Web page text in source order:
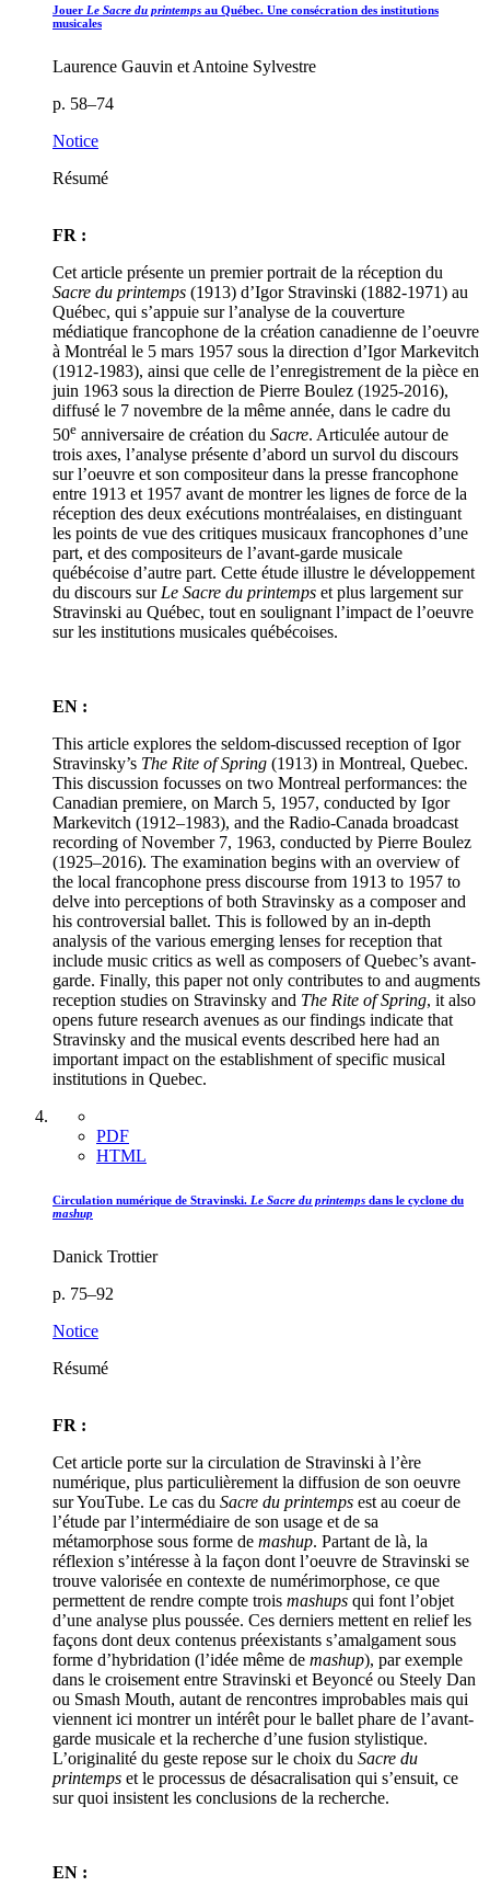
Jouer Le Sacre du printemps au Québec. Une consécration des institutions
musicales
Laurence Gauvin et Antoine Sylvestre
p. 58–74
Notice
Résumé
FR :
Cet article présente un premier portrait de la réception du
Sacre du printemps (1913) d’Igor Stravinski (1882-1971) au
Québec, qui s’appuie sur l’analyse de la couverture
médiatique francophone de la création canadienne de l’oeuvre
à Montréal le 5 mars 1957 sous la direction d’Igor Markevitch
(1912-1983), ainsi que celle de l’enregistrement de la pièce en
juin 1963 sous la direction de Pierre Boulez (1925-2016),
diffusé le 7 novembre de la même année, dans le cadre du
50e anniversaire de création du Sacre. Articulée autour de
trois axes, l’analyse présente d’abord un survol du discours
sur l’oeuvre et son compositeur dans la presse francophone
entre 1913 et 1957 avant de montrer les lignes de force de la
réception des deux exécutions montréalaises, en distinguant
les points de vue des critiques musicaux francophones d’une
part, et des compositeurs de l’avant-garde musicale
québécoise d’autre part. Cette étude illustre le développement
du discours sur Le Sacre du printemps et plus largement sur
Stravinski au Québec, tout en soulignant l’impact de l’oeuvre
sur les institutions musicales québécoises.
EN :
This article explores the seldom-discussed reception of Igor
Stravinsky’s The Rite of Spring (1913) in Montreal, Quebec.
This discussion focusses on two Montreal performances: the
Canadian premiere, on March 5, 1957, conducted by Igor
Markevitch (1912–1983), and the Radio-Canada broadcast
recording of November 7, 1963, conducted by Pierre Boulez
(1925–2016). The examination begins with an overview of
the local francophone press discourse from 1913 to 1957 to
delve into perceptions of both Stravinsky as a composer and
his controversial ballet. This is followed by an in-depth
analysis of the various emerging lenses for reception that
include music critics as well as composers of Quebec’s avant-
garde. Finally, this paper not only contributes to and augments
reception studies on Stravinsky and The Rite of Spring, it also
opens future research avenues as our findings indicate that
Stravinsky and the musical events described here had an
important impact on the establishment of specific musical
institutions in Quebec.
PDF
HTML
Circulation numérique de Stravinski. Le Sacre du printemps dans le cyclone du
mashup
Danick Trottier
p. 75–92
Notice
Résumé
FR :
Cet article porte sur la circulation de Stravinski à l’ère
numérique, plus particulièrement la diffusion de son oeuvre
sur YouTube. Le cas du Sacre du printemps est au coeur de
l’étude par l’intermédiaire de son usage et de sa
métamorphose sous forme de mashup. Partant de là, la
réflexion s’intéresse à la façon dont l’oeuvre de Stravinski se
trouve valorisée en contexte de numérimorphose, ce que
permettent de rendre compte trois mashups qui font l’objet
d’une analyse plus poussée. Ces derniers mettent en relief les
façons dont deux contenus préexistants s’amalgament sous
forme d’hybridation (l’idée même de mashup), par exemple
dans le croisement entre Stravinski et Beyoncé ou Steely Dan
ou Smash Mouth, autant de rencontres improbables mais qui
viennent ici montrer un intérêt pour le ballet phare de l’avant-
garde musicale et la recherche d’une fusion stylistique.
L’originalité du geste repose sur le choix du Sacre du
printemps et le processus de désacralisation qui s’ensuit, ce
sur quoi insistent les conclusions de la recherche.
EN :